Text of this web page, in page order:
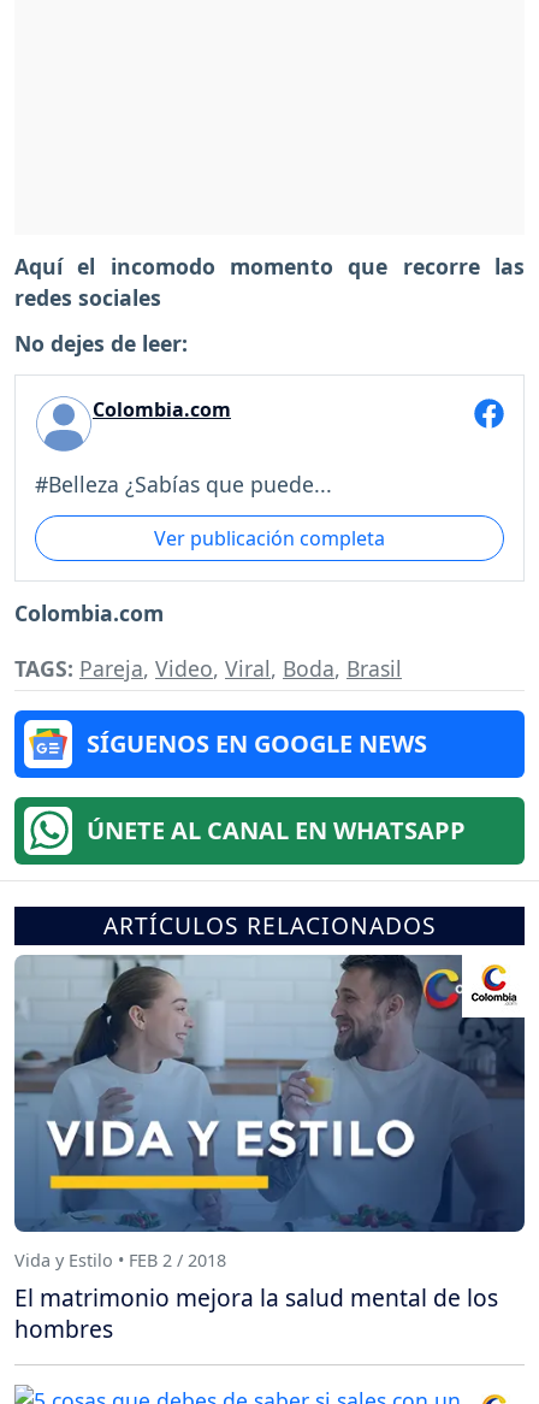
Aquí el incomodo momento que recorre las
redes sociales
No dejes de leer:
Colombia.com
#Belleza ¿Sabías que puede...
Ver publicación completa
Colombia.com
TAGS: Pareja, Video, Viral, Boda, Brasil
SÍGUENOS EN GOOGLE NEWS
ÚNETE AL CANAL EN WHATSAPP
ARTÍCULOS RELACIONADOS
Vida y Estilo • FEB 2 / 2018
El matrimonio mejora la salud mental de los
hombres